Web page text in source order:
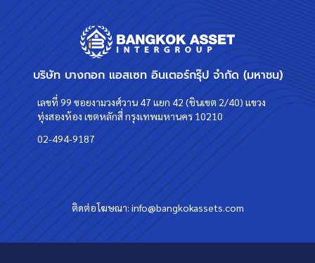
บริษัท บางกอก แอสเซท อินเตอร์กรุ๊ป จำกัด (มหาชน)
เลขที่ 99 ซอยงามวงศ์วาน 47 แยก 42 (ชินเขต 2/40) แขวง
ทุ่งสองห้อง เขตหลักสี่ กรุงเทพมหานคร 10210
02-494-9187
ติดต่อโฆษณา:info@bangkokassets.com